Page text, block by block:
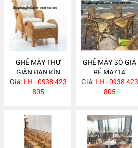
GHẾ MÂY THƯ
GIÃN ĐAN KÍN
KÈM ĐÔN GÁC
CHÂN MA716
Giá: LH - 0938 423
805
GHẾ MÂY SÒ GIÁ
RẺ MA714
Giá: LH - 0938 423
805